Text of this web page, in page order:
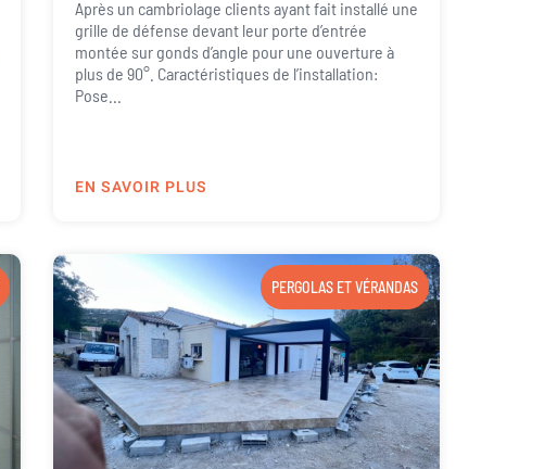
Après un cambriolage clients ayant fait installé une
grille de défense devant leur porte d’entrée
montée sur gonds d’angle pour une ouverture à
plus de 90°. Caractéristiques de l’installation:
Pose...
EN SAVOIR PLUS
PERGOLAS ET VÉRANDAS